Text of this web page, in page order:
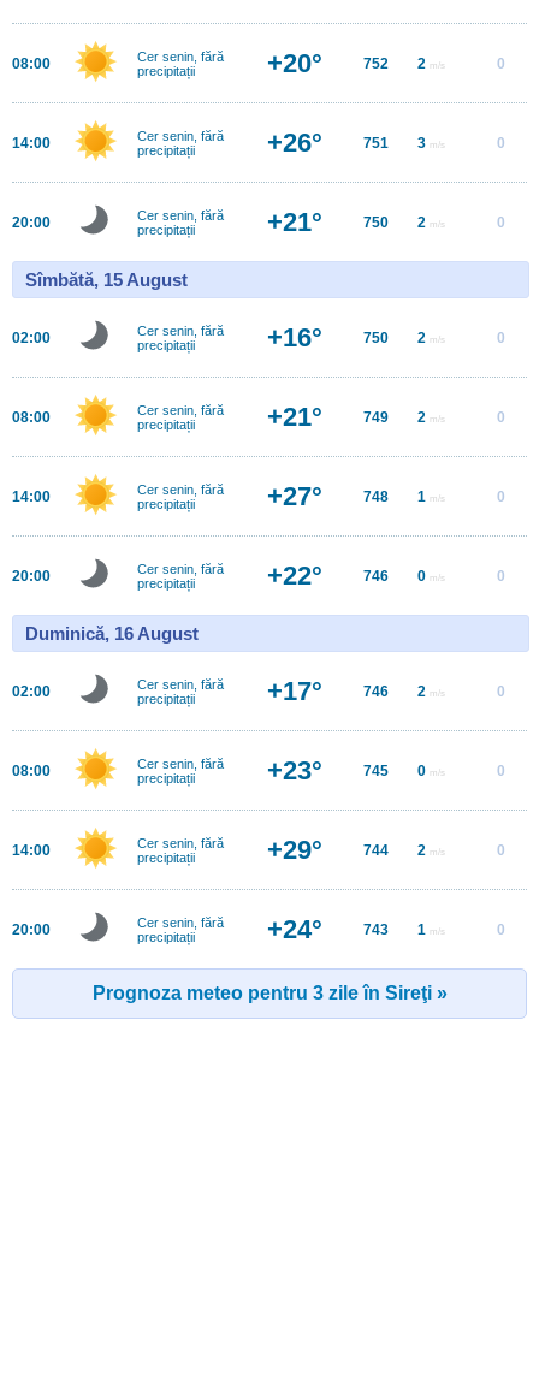
08:00
Cer senin, fără
precipitații
+20° 752 2 m/s 0
14:00
Cer senin, fără
precipitații
+26° 751 3 m/s 0
20:00
Cer senin, fără
precipitații
+21° 750 2 m/s 0
Sîmbătă, 15 August
02:00
Cer senin, fără
precipitații
+16° 750 2 m/s 0
08:00
Cer senin, fără
precipitații
+21° 749 2 m/s 0
14:00
Cer senin, fără
precipitații
+27° 748 1 m/s 0
20:00
Cer senin, fără
precipitații
+22° 746 0 m/s 0
Duminică, 16 August
02:00
Cer senin, fără
precipitații
+17° 746 2 m/s 0
08:00
Cer senin, fără
precipitații
+23° 745 0 m/s 0
14:00
Cer senin, fără
precipitații
+29° 744 2 m/s 0
20:00
Cer senin, fără
precipitații
+24° 743 1 m/s 0
Prognoza meteo pentru 3 zile în Sireţi »